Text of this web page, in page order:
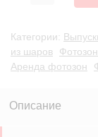
Категории:
из шаров
Аренда фотозон
Описание